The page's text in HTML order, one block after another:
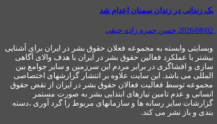
در زندان سمنان اعدام شد
حسن حمزه زاده حیقی
وابسته به مجموعه فعلان حقوق بشر در ایران برای آشنایی
با عملکرد فعالین حقوق بشر در ایران با هدف والاى آگاهى
و افشاگرى در برابر مردم این سرزمین و ساير جوامع بین
می باشد. این سایت علاوه بر انتشار گزارشهای اختصاصی
توسط فعاليت فعالان حقوق بشر در ایران از نقض حقوق
و عدم تامین نیازهای ابتدایی بشر به صورت مستمر
سایر رسانه ها و سازمانهای مربوط را گرد آوری ،دسته
و باز نشر می كند.